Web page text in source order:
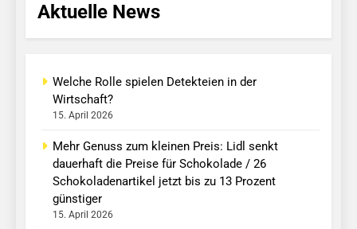
Aktuelle News
Welche Rolle spielen Detekteien in der
Wirtschaft?
15. April 2026
Mehr Genuss zum kleinen Preis: Lidl senkt
dauerhaft die Preise für Schokolade / 26
Schokoladenartikel jetzt bis zu 13 Prozent
günstiger
15. April 2026